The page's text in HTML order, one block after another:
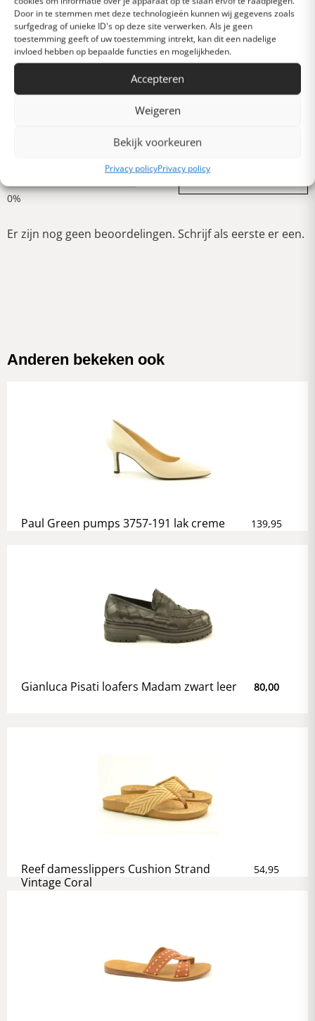
Door in te stemmen met deze technologieën kunnen wij gegevens zoals
surfgedrag of unieke ID's op deze site verwerken. Als je geen
toestemming geeft of uw toestemming intrekt, kan dit een nadelige
invloed hebben op bepaalde functies en mogelijkheden.
Accepteren
Weigeren
Bekijk voorkeuren
Privacy policyPrivacy policy
Heel goed
Gemiddeld
Schrijf een review
Er zijn nog geen beoordelingen. Schrijf als eerste er een.
Anderen bekeken ook
Paul Green pumps 3757-191 lak creme 139,95
Gianluca Pisati loafers Madam zwart leer 80,00
Reef damesslippers Cushion Strand
Vintage Coral
54,95